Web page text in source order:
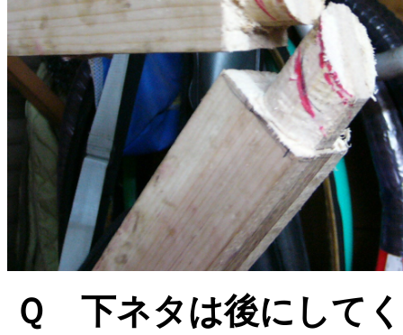
Ｑ 下ネタは後にして